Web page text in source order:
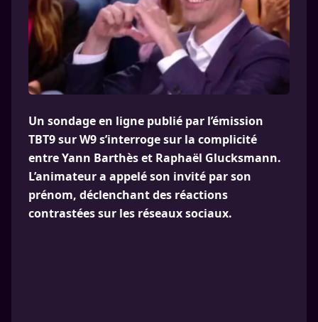
Un sondage en ligne publié par l’émission
TBT9 sur W9 s’interroge sur la complicité
entre Yann Barthès et Raphaël Glucksmann.
L’animateur a appelé son invité par son
prénom, déclenchant des réactions
contrastées sur les réseaux sociaux.